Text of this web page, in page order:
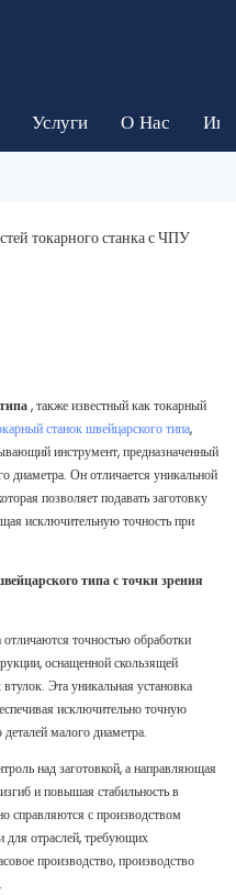
Услуги О Нас
токарного станка с ЧПУ
, также известный как токарный
станок швейцарского типа,
инструмент, предназначенный
диаметра. Он отличается уникальной
позволяет подавать заготовку
исключительную точность при
типа с точки зрения
точностью обработки
оснащенной скользящей
Эта уникальная установка
исключительно точную
малого диаметра.
над заготовкой, а направляющая
и повышая стабильность в
справляются с производством
для отраслей, требующих
производство, производство